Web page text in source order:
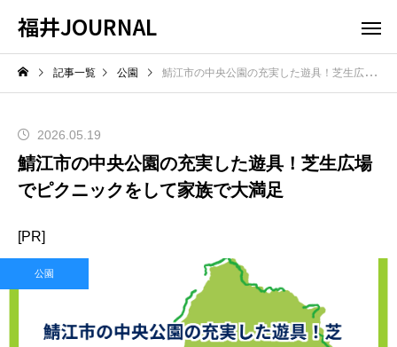
福井JOURNAL
記事一覧 公園 鯖江市の中央公園の充実した遊具！芝生広場でピクニックをして家族で大満足
2026.05.19
鯖江市の中央公園の充実した遊具！芝生広場
でピクニックをして家族で大満足
[PR]
公園